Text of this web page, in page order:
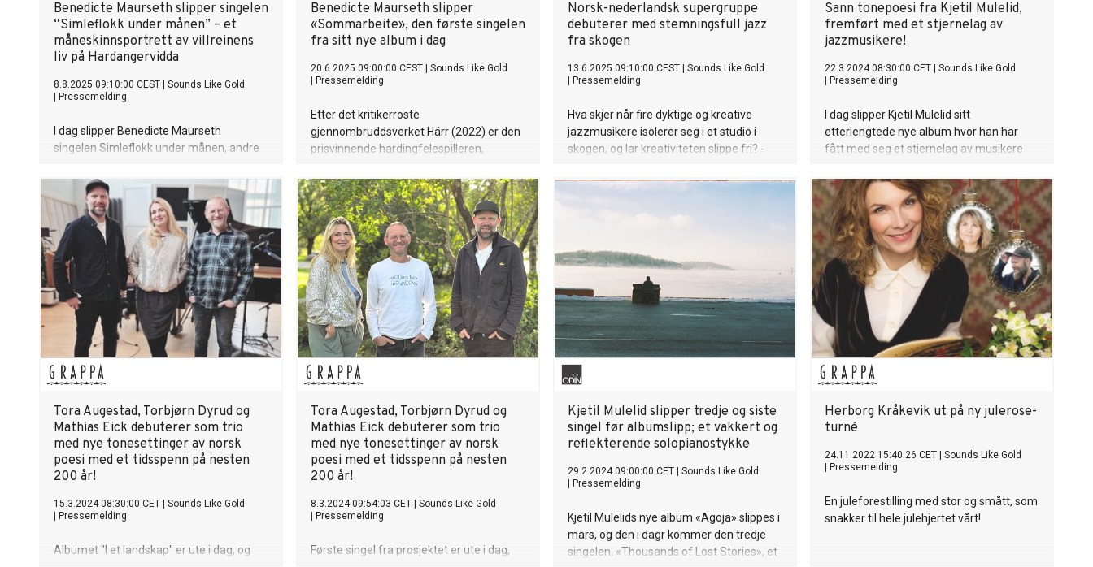
Benedicte Maurseth slipper singelen
“Simleflokk under månen” – et
måneskinnsportrett av villreinens
liv på Hardangervidda
8.8.2025 09:10:00 CEST
Sounds Like Gold
Pressemelding
I dag slipper Benedicte Maurseth
singelen Simleflokk under månen, andre
albumet Mirra – en etterlengtet oppfølger
til det prisbelønte Hárr fra 2022.
Benedicte Maurseth slipper
«Sommarbeite», den første singelen
fra sitt nye album i dag
20.6.2025 09:00:00 CEST
Sounds Like Gold
Pressemelding
Etter det kritikerroste
gjennombruddsverket Hárr (2022) er den
prisvinnende hardingfelespilleren,
Maurseth tilbake med ny musikk. Nå
slipper hun første singel, «Sommarbeite»,
fra albumet Mirra, som lanseres høsten
2025.
Norsk-nederlandsk supergruppe
debuterer med stemningsfull jazz
fra skogen
13.6.2025 09:10:00 CEST
Sounds Like Gold
Pressemelding
Hva skjer når fire dyktige og kreative
jazzmusikere isolerer seg i et studio i
skogen, og lar kreativiteten slippe fri? -
prosjektet ´Beiggja´, som tar lytteren med
utforskende samspill.
Sann tonepoesi fra Kjetil Mulelid,
fremført med et stjernelag av
jazzmusikere!
22.3.2024 08:30:00 CET
Sounds Like Gold
Pressemelding
I dag slipper Kjetil Mulelid sitt
etterlengtede nye album hvor han har
fått med seg et stjernelag av musikere
Mathias Eick, Signe Emmeluth, Lars
Horntveth, Sasha Berliner og mange flere.
Tora Augestad, Torbjørn Dyrud og
Mathias Eick debuterer som trio
med nye tonesettinger av norsk
poesi med et tidsspenn på nesten
200 år!
15.3.2024 08:30:00 CET
Sounds Like Gold
Pressemelding
Albumet "I et landskap" er ute i dag, og
Tora Augestad, Torbjørn Dyrud og
Mathias Eick debuterer som trio
med nye tonesettinger av norsk
poesi med et tidsspenn på nesten
200 år!
8.3.2024 09:54:03 CET
Sounds Like Gold
Pressemelding
Første singel fra prosjektet er ute i dag,
Kjetil Mulelid slipper tredje og siste
singel før albumslipp; et vakkert og
reflekterende solopianostykke
29.2.2024 09:00:00 CET
Sounds Like Gold
Pressemelding
Kjetil Mulelids nye album «Agoja» slippes i
mars, og den i dagr kommer den tredje
singelen, «Thousands of Lost Stories», et
Herborg Kråkevik ut på ny julerose-
turné
24.11.2022 15:40:26 CET
Sounds Like Gold
Pressemelding
En juleforestilling med stor og smått, som
snakker til hele julehjertet vårt!